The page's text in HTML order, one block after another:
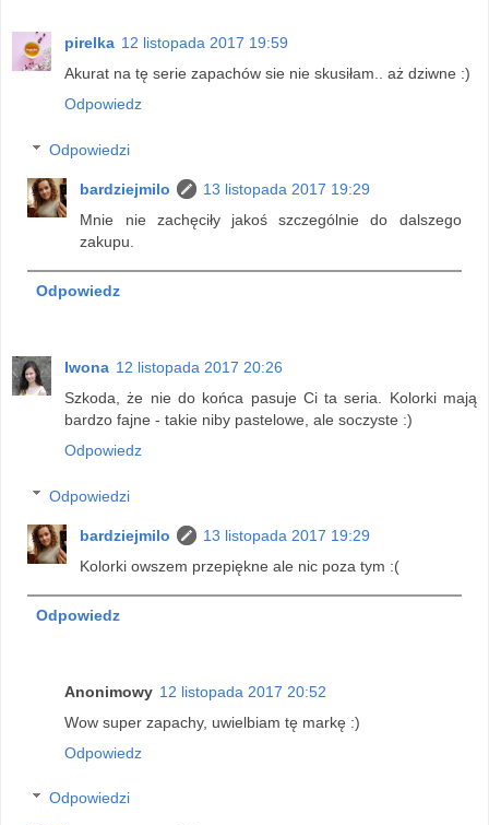
pirelka 12 listopada 2017 19:59
Akurat na tę serie zapachów sie nie skusiłam.. aż dziwne :)
Odpowiedz
Odpowiedzi
bardziejmilo
13 listopada 2017 19:29
Mnie nie zachęciły jakoś szczególnie do dalszego
zakupu.
Odpowiedz
Iwona 12 listopada 2017 20:26
Szkoda, że nie do końca pasuje Ci ta seria. Kolorki mają
bardzo fajne - takie niby pastelowe, ale soczyste :)
Odpowiedz
Odpowiedzi
bardziejmilo
13 listopada 2017 19:29
Kolorki owszem przepiękne ale nic poza tym :(
Odpowiedz
Anonimowy 12 listopada 2017 20:52
Wow super zapachy, uwielbiam tę markę :)
Odpowiedz
Odpowiedzi